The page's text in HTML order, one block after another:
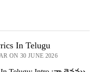
In Telugu
ON 30 JUNE 2026